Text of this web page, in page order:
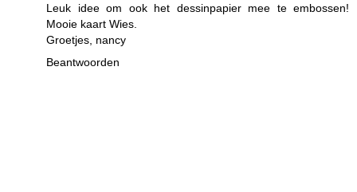
Leuk idee om ook het dessinpapier mee te embossen!
Mooie kaart Wies.
Groetjes, nancy
Beantwoorden